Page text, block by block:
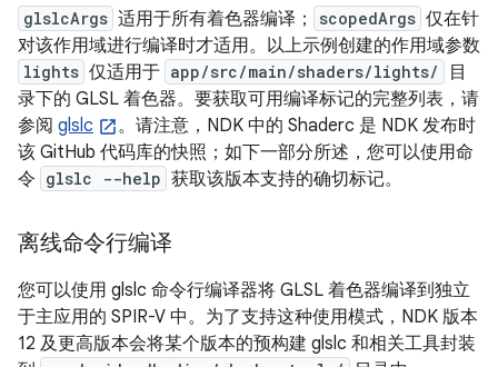
glslcArgs 适用于所有着色器编译； scopedArgs 仅在针
对该作用域进行编译时才适用。以上示例创建的作用域参数
lights 仅适用于 app/src/main/shaders/lights/
目
录下的 GLSL 着色器。要获取可用编译标记的完整列表，请
参阅 glslc
。请注意，NDK 中的 Shaderc 是 NDK 发布时
该 GitHub 代码库的快照；如下一部分所述，您可以使用命
令 glslc --help 获取该版本支持的确切标记。
离线命令行编译
您可以使用 glslc 命令行编译器将 GLSL 着色器编译到独立
于主应用的 SPIR-V 中。 为了支持这种使用模式，NDK 版本
12 及更高版本会将某个版本的预构建 glslc 和相关工具封装